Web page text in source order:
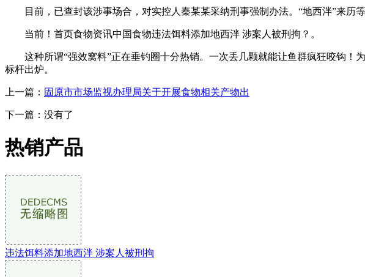
目前，已查封该涉事场合，对实控人秦某某采纳刑事强制办法。“地西泮”来历等
当前！首页食物资讯中国食物违法饵料添加地西泮 涉案人被刑拘？。
这种所谓“强效窝料”正在垂钓圈十分热销。一次丢几颗就能让鱼群疯狂咬钩！
标杆出炉。
上一篇： 固原市市场监视办理局关于开展食物相关产物出
下一篇：没有了
热销产品
违法饵料添加地西泮 涉案人被刑拘